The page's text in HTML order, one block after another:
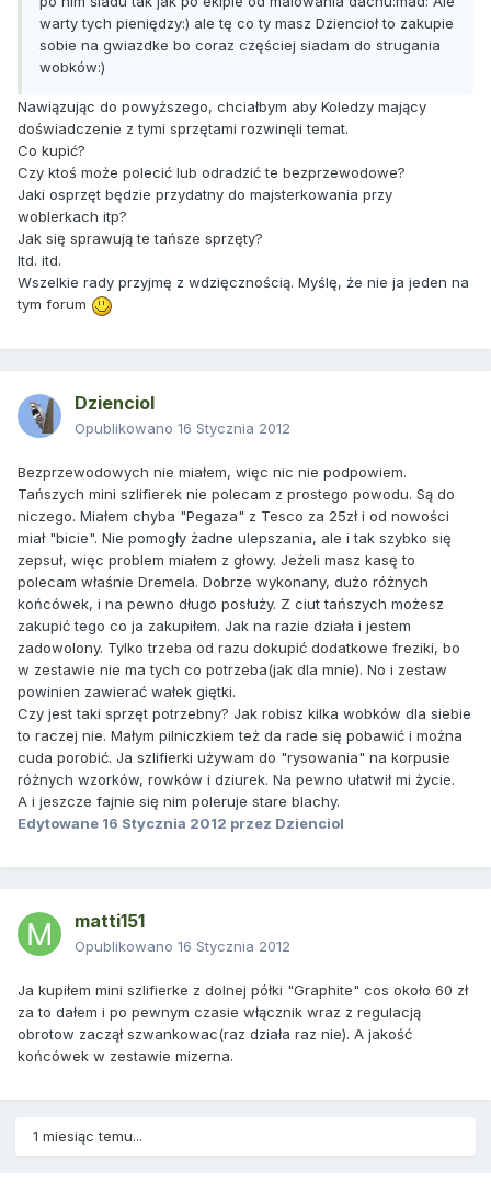
warty tych pieniędzy:) ale tę co ty masz Dziencioł to zakupie
sobie na gwiazdke bo coraz częściej siadam do strugania
wobków:)
Nawiązując do powyższego, chciałbym aby Koledzy mający
doświadczenie z tymi sprzętami rozwinęli temat.
Co kupić?
Czy ktoś może polecić lub odradzić te bezprzewodowe?
Jaki osprzęt będzie przydatny do majsterkowania przy
woblerkach itp?
Jak się sprawują te tańsze sprzęty?
Itd. itd.
Wszelkie rady przyjmę z wdzięcznością. Myślę, że nie ja jeden na
tym forum
Dzienciol
Opublikowano 16 Stycznia 2012
Bezprzewodowych nie miałem, więc nic nie podpowiem.
Tańszych mini szlifierek nie polecam z prostego powodu. Są do
niczego. Miałem chyba "Pegaza" z Tesco za 25zł i od nowości
miał "bicie". Nie pomogły żadne ulepszania, ale i tak szybko się
zepsuł, więc problem miałem z głowy. Jeżeli masz kasę to
polecam właśnie Dremela. Dobrze wykonany, dużo różnych
końcówek, i na pewno długo posłuży. Z ciut tańszych możesz
zakupić tego co ja zakupiłem. Jak na razie działa i jestem
zadowolony. Tylko trzeba od razu dokupić dodatkowe freziki, bo
w zestawie nie ma tych co potrzeba(jak dla mnie). No i zestaw
powinien zawierać wałek giętki.
Czy jest taki sprzęt potrzebny? Jak robisz kilka wobków dla siebie
to raczej nie. Małym pilniczkiem też da rade się pobawić i można
cuda porobić. Ja szlifierki używam do "rysowania" na korpusie
różnych wzorków, rowków i dziurek. Na pewno ułatwił mi życie.
A i jeszcze fajnie się nim poleruje stare blachy.
Edytowane 16 Stycznia 2012 przez Dzienciol
matti151
Opublikowano 16 Stycznia 2012
Ja kupiłem mini szlifierke z dolnej półki "Graphite" cos około 60 zł
za to dałem i po pewnym czasie włącznik wraz z regulacją
obrotow zaczął szwankowac(raz działa raz nie). A jakość
końcówek w zestawie mizerna.
1 miesiąc temu...